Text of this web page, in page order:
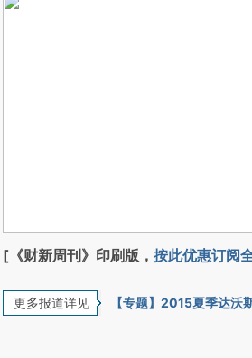
[《财新周刊》印刷版， 按此优惠订阅
更多报道详见 【专题】2015夏季达沃